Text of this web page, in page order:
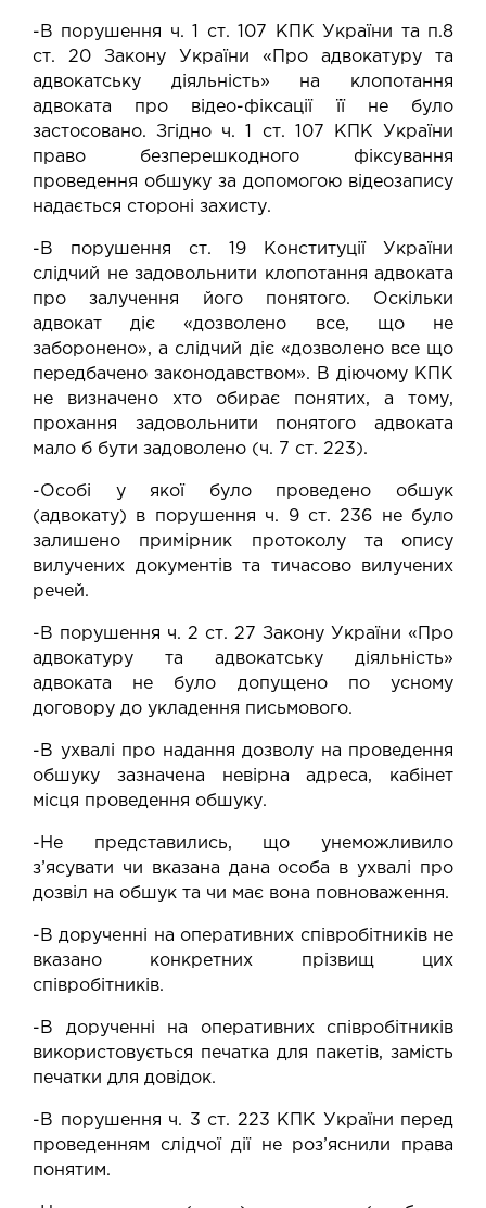
-В порушення ч. 1 ст. 107 КПК України та п.8
ст. 20 Закону України «Про адвокатуру та
адвокатську діяльність» на клопотання
адвоката про відео-фіксації її не було
застосовано. Згідно ч. 1 ст. 107 КПК України
право безперешкодного фіксування
проведення обшуку за допомогою відеозапису
надається стороні захисту.
-В порушення ст. 19 Конституції України
слідчий не задовольнити клопотання адвоката
про залучення його понятого. Оскільки
адвокат діє «дозволено все, що не
заборонено», а слідчий діє «дозволено все що
передбачено законодавством». В діючому КПК
не визначено хто обирає понятих, а тому,
прохання задовольнити понятого адвоката
мало б бути задоволено (ч. 7 ст. 223).
-Особі у якої було проведено обшук
(адвокату) в порушення ч. 9 ст. 236 не було
залишено примірник протоколу та опису
вилучених документів та тичасово вилучених
речей.
-В порушення ч. 2 ст. 27 Закону України «Про
адвокатуру та адвокатську діяльність»
адвоката не було допущено по усному
договору до укладення письмового.
-В ухвалі про надання дозволу на проведення
обшуку зазначена невірна адреса, кабінет
місця проведення обшуку.
-Не представились, що унеможливило
з’ясувати чи вказана дана особа в ухвалі про
дозвіл на обшук та чи має вона повноваження.
-В дорученні на оперативних співробітників не
вказано конкретних прізвищ цих
співробітників.
-В дорученні на оперативних співробітників
використовується печатка для пакетів, замість
печатки для довідок.
-В порушення ч. 3 ст. 223 КПК України перед
проведенням слідчої дії не роз’яснили права
понятим.